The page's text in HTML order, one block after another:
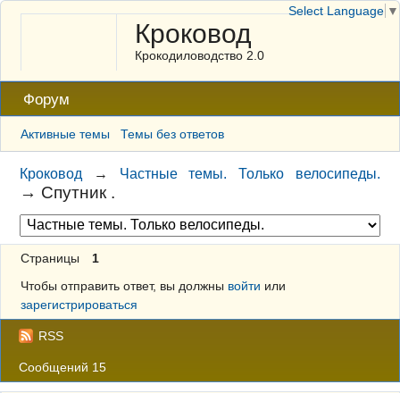
Кроковод
Крокодиловодство 2.0
Форум
Активные темы Темы без ответов
Кроковод → Частные темы. Только велосипеды.
→ Спутник .
Страницы
1
Чтобы отправить ответ, вы должны войти или
зарегистрироваться
RSS
Сообщений 15
Select Language ▼